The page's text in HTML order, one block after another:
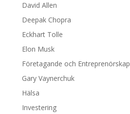
David Allen
Deepak Chopra
Eckhart Tolle
Elon Musk
Företagande och Entreprenörskap
Gary Vaynerchuk
Hälsa
Investering